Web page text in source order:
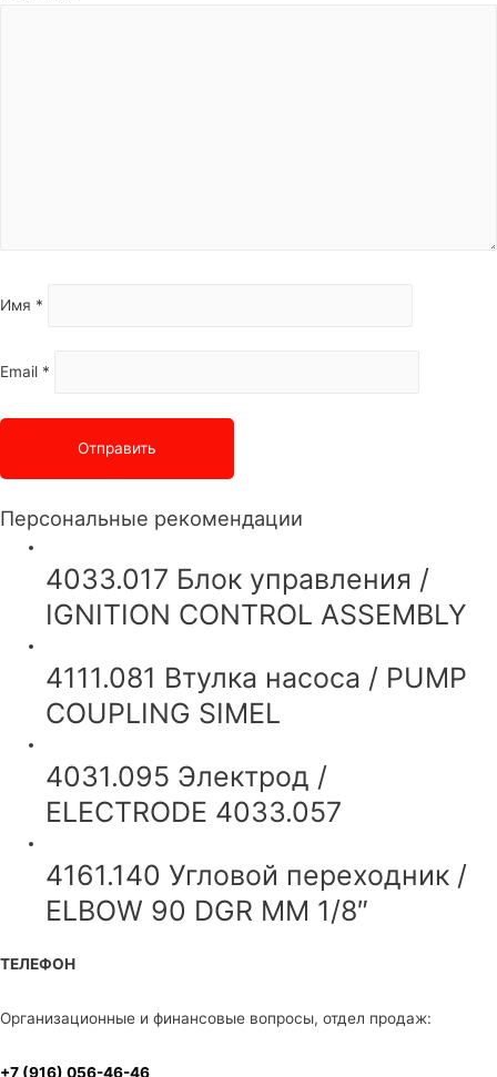
Имя *
Email *
Персональные рекомендации
4033.017 Блок управления /
IGNITION CONTROL ASSEMBLY
4111.081 Втулка насоса / PUMP
COUPLING SIMEL
4031.095 Электрод /
ELECTRODE 4033.057
4161.140 Угловой переходник /
ELBOW 90 DGR MM 1/8″
ТЕЛЕФОН
Организационные и финансовые вопросы, отдел продаж:
+7 (916) 056-46-46